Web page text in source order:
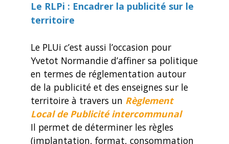
Le RLPi : Encadrer la publicité sur le
territoire
Le PLUi c’est aussi l’occasion pour
Yvetot Normandie d’affiner sa politique
en termes de réglementation autour
de la publicité et des enseignes sur le
territoire à travers un Règlement
Local de Publicité intercommunal
Il permet de déterminer les règles
(implantation, format, consommation